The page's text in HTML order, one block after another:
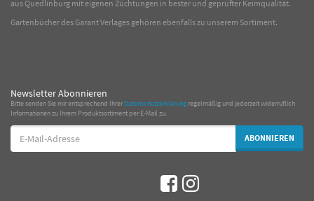
aus Quedlinburg mit eigenen Züchtungen in bester und geprüfter Keimqualität.
Gartenbücher des Garant Verlages gehören ebenfalls zu unserem Sortiment.
Newsletter Abonnieren
Bitte senden Sie mir entsprechend IhrerDatenschutzerklärung regelmäßig und jederzeit widerruflich
Informationen zu Ihrem Produktsortiment per E-Mail zu.
E-
Mail-
Adresse
ABONNIEREN